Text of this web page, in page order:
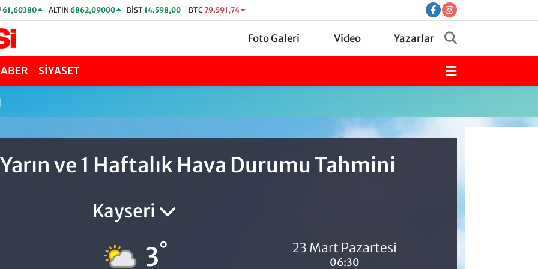
61,60380 ALTIN 6862,09000 BİST14.598,00 BTC 79.591,74
Foto Galeri Video Yazarlar
SİYASET
ve 1 Haftalık Hava Durumu Tahmini
Kayseri
3° 23 Mart Pazartesi
06:30